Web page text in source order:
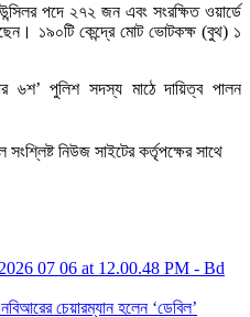
পদে ২৭২ জন এবং সংরক্ষিত ওয়ার্ডে
১৯০টি কেন্দ্রে মোট ভোটকক্ষ (বুথ) ১
৬শ’ পুলিশ সদস্য মাঠে দায়িত্ব পালন
নিউজ সাইটের কর্তৃপক্ষের সাথে
চেয়ারম্যান হলেন ‘ডেবিল’